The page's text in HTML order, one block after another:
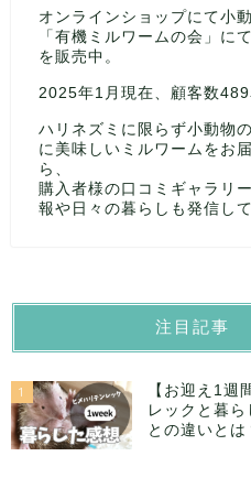
オンラインショップにて小
「有機ミルワームの会」に
を販売中。
2025年1月現在、顧客数489
ハリネズミに限らず小動物
に美味しいミルワームをお
ら、
購入者様の口コミギャラリ
報や日々の暮らしも発信し
注目記事
1
【お迎え1週
レックと暮ら
との違いとは